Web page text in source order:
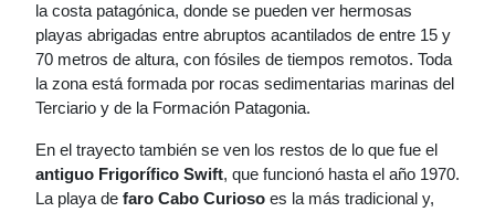
la costa patagónica, donde se pueden ver hermosas
playas abrigadas entre abruptos acantilados de entre 15 y
70 metros de altura, con fósiles de tiempos remotos. Toda
la zona está formada por rocas sedimentarias marinas del
Terciario y de la Formación Patagonia.
En el trayecto también se ven los restos de lo que fue el
antiguo Frigorífico Swift, que funcionó hasta el año 1970.
La playa de faro Cabo Curioso es la más tradicional y,